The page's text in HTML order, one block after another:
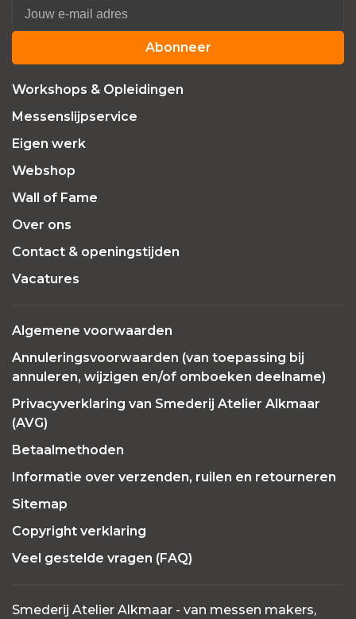
Abonneer
Workshops & Opleidingen
Messenslijpservice
Eigen werk
Webshop
Wall of Fame
Over ons
Contact & openingstijden
Vacatures
Algemene voorwaarden
Annuleringsvoorwaarden (van toepassing bij
annuleren, wijzigen en/of omboeken deelname)
Privacyverklaring van Smederij Atelier Alkmaar
(AVG)
Betaalmethoden
Informatie over verzenden, ruilen en retourneren
Sitemap
Copyright verklaring
Veel gestelde vragen (FAQ)
Smederij Atelier Alkmaar - van messen makers,